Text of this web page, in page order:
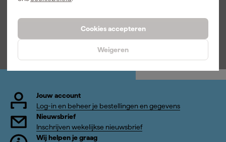
Cookies accepteren
Weigeren
incl. BTW
Jouw account
Log-in en beheer je bestellingen en gegevens
Nieuwsbrief
Inschrijven wekelijkse nieuwsbrief
Wij helpen je graag